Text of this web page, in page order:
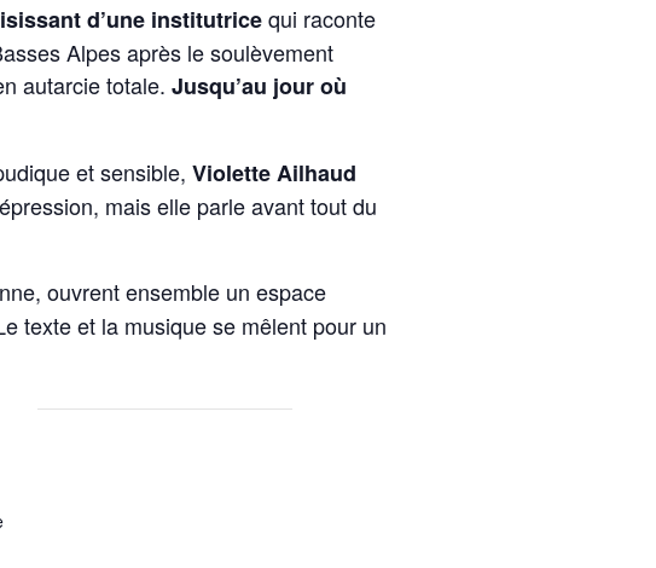
d’une institutricequi raconte
Alpes après lesoulèvement
autarcie totale. Jusqu’au jour où
et sensible, Violette Ailhaud
mais elle parle avant tout du
ouvrent ensemble un espace
texte et la musique se mêlent pour un